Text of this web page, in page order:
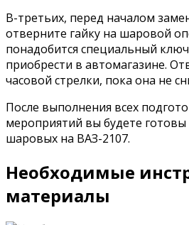
В-третьих, перед началом
отверните гайку на шаровой
понадобится специальный
приобрести в автомагазине.
часовой стрелки, пока она не
После выполнения всех
мероприятий вы будете готовы
шаровых на ВАЗ-2107.
Необходимые
материалы